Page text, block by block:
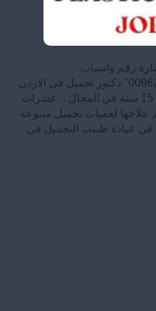
رقم واتساب
"00962123456789" دكتور تجميل في الاردن
خبرة لاكثر من 15 سنة في المجال .. عشرات
علاجها لعميات تجميل متنوعة
في عيادة طبيب التجميل في